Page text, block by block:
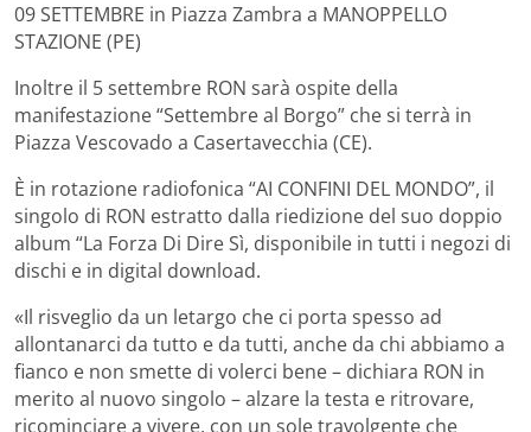
09 SETTEMBRE in Piazza Zambra a MANOPPELLO
STAZIONE (PE)
Inoltre il 5 settembre RON sarà ospite della
manifestazione “Settembre al Borgo” che si terrà in
Piazza Vescovado a Casertavecchia (CE).
È in rotazione radiofonica “AI CONFINI DEL MONDO”, il
singolo di RON estratto dalla riedizione del suo doppio
album “La Forza Di Dire Sì, disponibile in tutti i negozi di
dischi e in digital download.
«Il risveglio da un letargo che ci porta spesso ad
allontanarci da tutto e da tutti, anche da chi abbiamo a
fianco e non smette di volerci bene – dichiara RON in
merito al nuovo singolo – alzare la testa e ritrovare,
ricominciare a vivere, con un sole travolgente che